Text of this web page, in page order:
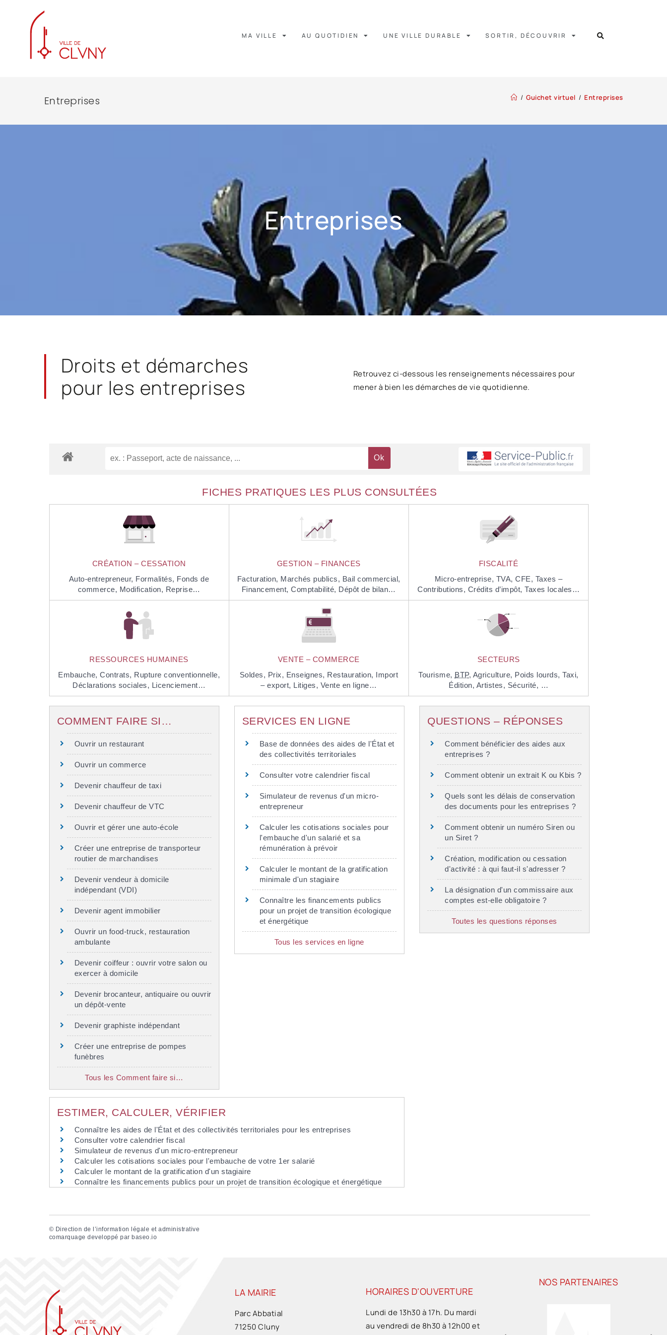
MA VILLE AU QUOTIDIEN UNE VILLE DURABLE SORTIR, DÉCOUVRIR
Entreprises / Guichet virtuel / Entreprises
Entreprises
Droits et démarches
pour les entreprises
Retrouvez ci-dessous les renseignements nécessaires pour
mener à bien les démarches de vie quotidienne.
FICHES PRATIQUES LES PLUS CONSULTÉES
CRÉATION – CESSATION
Auto-entrepreneur, Formalités, Fonds de
commerce, Modification, Reprise…
GESTION – FINANCES
Facturation, Marchés publics, Bail commercial,
Financement,Comptabilité, Dépôt de bilan…
FISCALITÉ
Micro-entreprise, TVA,CFE, Taxes –
Contributions, Crédits d’impôt,Taxes locales…
RESSOURCES HUMAINES
Embauche,Contrats, Rupture conventionnelle,
Déclarations sociales, Licenciement…
VENTE – COMMERCE
Soldes, Prix, Enseignes, Restauration, Import
– export, Litiges, Vente en ligne…
SECTEURS
Tourisme, BTP, Agriculture, Poids lourds,Taxi,
Édition, Artistes, Sécurité, …
COMMENT FAIRE SI…
Ouvrir un restaurant
Ouvrir un commerce
Devenir chauffeur de taxi
Devenir chauffeur de VTC
Ouvrir et gérer une auto-école
Créer une entreprise de transporteur
routier de marchandises
Devenir vendeur à domicile
indépendant (VDI)
Devenir agent immobilier
Ouvrir un food-truck, restauration
ambulante
Devenir coiffeur : ouvrir votre salon ou
exercer à domicile
Devenir brocanteur, antiquaire ou ouvrir
un dépôt-vente
Devenir graphiste indépendant
Créer une entreprise de pompes
funèbres
Tous les Comment faire si…
SERVICES EN LIGNE
Base de données des aides de l'État et
des collectivités territoriales
Consulter votre calendrier fiscal
Simulateur de revenus d'un micro-
entrepreneur
Calculer les cotisations sociales pour
l'embauche d'un salarié et sa
rémunération à prévoir
Calculer le montant de la gratification
minimale d'un stagiaire
Connaître les financements publics
pour un projet de transition écologique
et énergétique
Tous les services en ligne
QUESTIONS – RÉPONSES
Comment bénéficier des aides aux
entreprises ?
Comment obtenir un extrait K ou Kbis ?
Quels sont les délais de conservation
des documents pour les entreprises ?
Comment obtenir un numéro Siren ou
un Siret ?
Création, modification ou cessation
d'activité : à qui faut-il s'adresser ?
La désignation d'un commissaire aux
comptes est-elle obligatoire ?
Toutes les questions réponses
ESTIMER, CALCULER, VÉRIFIER
Connaître les aides de l'État et des collectivités territoriales pour les entreprises
Consulter votre calendrier fiscal
Simulateur de revenus d'un micro-entrepreneur
Calculer les cotisations sociales pour l'embauche de votre 1er salarié
Calculer le montant de la gratification d'un stagiaire
Connaître les financements publics pour un projet de transition écologique et énergétique
© Direction de l’information légale et administrative
comarquage developpé par baseo.io
LA MAIRIE
Parc Abbatial
71250 Cluny
HORAIRES D'OUVERTURE
Lundi de 13h30 à 17h. Du mardi
au vendredi de 8h30 à 12h00 et
NOS PARTENAIRES